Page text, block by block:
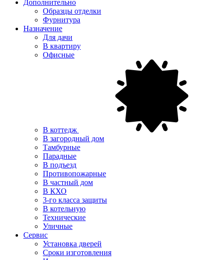
Дополнительно
Образцы отделки
Фурнитура
Назначение
Для дачи
В квартиру
Офисные
В коттедж
В загородный дом
Тамбурные
Парадные
В подъезд
Противопожарные
В частный дом
В КХО
3-го класса защиты
В котельную
Технические
Уличные
Сервис
Установка дверей
Сроки изготовления